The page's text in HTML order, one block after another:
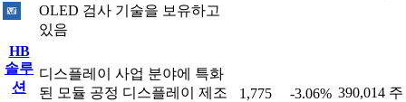
OLED 검사 기술을 보유하고
있음
HB
솔루
션
디스플레이 사업 분야에 특화
된 모듈 공정 디스플레이 제조
1,775 -3.06% 390,014 주